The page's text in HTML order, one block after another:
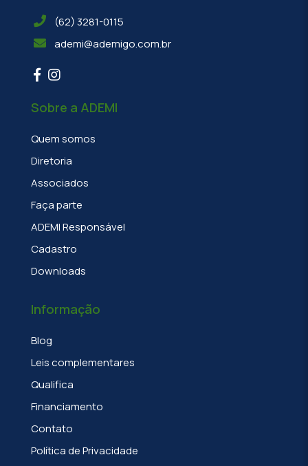
(62) 3281-0115
ademi@ademigo.com.br
Sobre a ADEMI
Quem somos
Diretoria
Associados
Faça parte
ADEMI Responsável
Cadastro
Downloads
Informação
Blog
Leis complementares
Qualifica
Financiamento
Contato
Política de Privacidade